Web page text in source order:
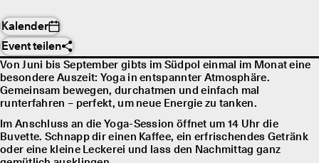
Kalender
Event teilen
Von Juni bis September gibts im Südpol einmal im Monat eine
besondere Auszeit: Yoga in entspannter Atmosphäre.
Gemeinsam bewegen, durchatmen und einfach mal
runterfahren – perfekt, um neue Energie zu tanken.
Im Anschluss an die Yoga-Session öffnet um 14 Uhr die
Buvette. Schnapp dir einen Kaffee, ein erfrischendes Getränk
oder eine kleine Leckerei und lass den Nachmittag ganz